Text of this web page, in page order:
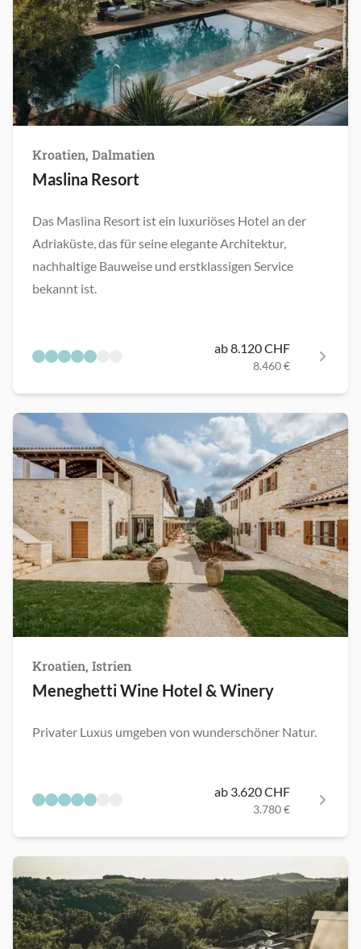
Kroatien, Dalmatien
Maslina Resort
Das Maslina Resort ist ein luxuriöses Hotel an der
Adriaküste, das für seine elegante Architektur,
nachhaltige Bauweise und erstklassigen Service
bekannt ist.
ab 8.120 CHF
8.460 €
Kroatien, Istrien
Meneghetti Wine Hotel & Winery
Privater Luxus umgeben von wunderschöner Natur.
ab 3.620 CHF
3.780 €